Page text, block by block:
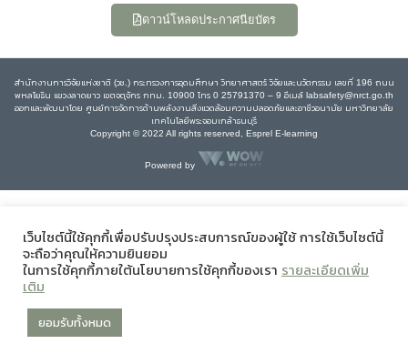
ดาวน์โหลดประกาศนียบัตร
สำนักงานการวิจัยแห่งชาติ (วช.) กระทรวงการอุดมศึกษา วิทยาศาสตร์ วิจัยและนวัตกรรม เลขที่ 196 ถนน
พหลโยธิน แขวงลาดยาว เขตจตุจักร กทม. 10900 โทร 0 25791370 – 9 อีเมล์ labsafety@nrct.go.th
ออกและพัฒนาโดย ศูนย์การจัดการด้านพลังงานสิ่งแวดล้อมความปลอดภัยและอาชีวอนามัย มหาวิทยาลัย
เทคโนโลยีพระจอมเกล้าธนบุรี
Copyright © 2022 All rights reserved, Esprel E-learning
Powered by
เว็บไซต์นี้ใช้คุกกี้เพื่อปรับปรุงประสบการณ์ของผู้ใช้ การใช้เว็บไซต์นี้
จะถือว่าคุณให้ความยินยอม
ในการใช้คุกกี้ภายใต้นโยบายการใช้คุกกี้ของเรา รายละเอียดเพิ่ม
เติม
ยอมรับทั้งหมด